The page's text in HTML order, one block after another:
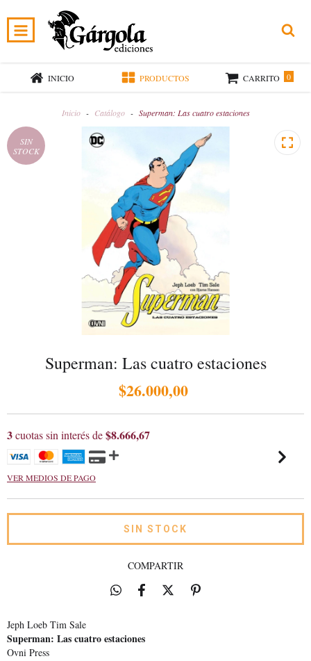
INICIO PRODUCTOS CARRITO 0
Inicio - Catálogo - Superman: Las cuatro estaciones
SIN
STOCK
Superman: Las cuatro estaciones
$26.000,00
3cuotas sin interés de$8.666,67
VER MEDIOS DE PAGO
COMPARTIR
Jeph Loeb Tim Sale
Superman: Las cuatro estaciones
Ovni Press